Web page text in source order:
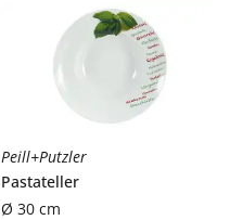
Peill+Putzler
Pastateller
Ø 30 cm